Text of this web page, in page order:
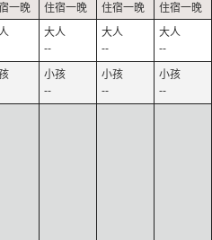
--
--
--
--
--
--